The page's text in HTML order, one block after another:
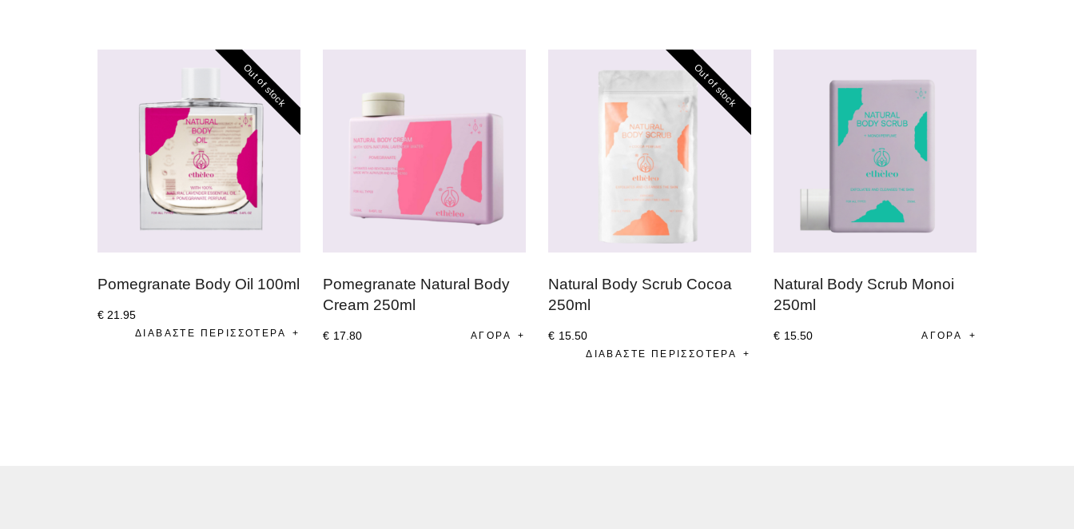
Out of stock
Pomegranate Body Oil 100ml
€ 21.95
ΔΙΑΒΆΣΤΕ ΠΕΡΙΣΣΌΤΕΡΑ
Pomegranate Natural Body
Cream 250ml
€ 17.80 ΑΓΟΡΆ
Out of stock
Natural Body Scrub Cocoa
250ml
€ 15.50
ΔΙΑΒΆΣΤΕ ΠΕΡΙΣΣΌΤΕΡΑ
Natural Body Scrub Monoi
250ml
€ 15.50 ΑΓΟΡΆ